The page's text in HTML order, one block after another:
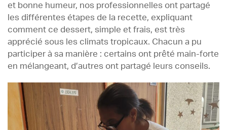
et bonne humeur, nos professionnelles ont partagé
les différentes étapes de la recette, expliquant
comment ce dessert, simple et frais, est très
apprécié sous les climats tropicaux. Chacun a pu
participer à sa manière : certains ont prêté main-forte
en mélangeant, d’autres ont partagé leurs conseils.